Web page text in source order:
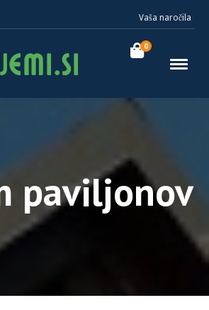
Vaša naročila
0
paviljonov